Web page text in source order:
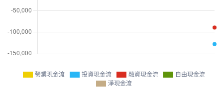
營業現金流 投資現金流 融資現金流
自由現金流
淨現金流